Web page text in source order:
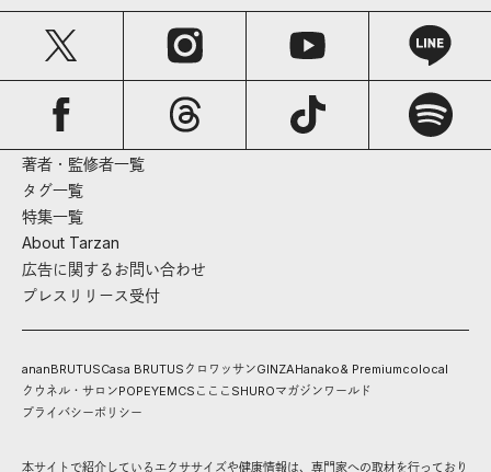
著者・監修者一覧
タグ一覧
特集一覧
About Tarzan
広告に関するお問い合わせ
プレスリリース受付
ananBRUTUSCasa BRUTUS クロワッサンGINZAHanako& Premiumcolocal
クウネル・サロンPOPEYEMCS こここ SHUROマガジンワールド
プライバシーポリシー
本サイトで紹介しているエクササイズや健康情報は、専門家への取材を行っており